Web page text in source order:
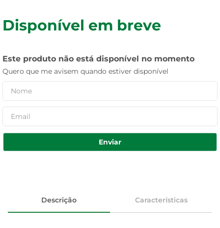
Disponível em breve
Este produto não está disponível no momento
Quero que me avisem quando estiver disponível
Enviar
Descrição Características